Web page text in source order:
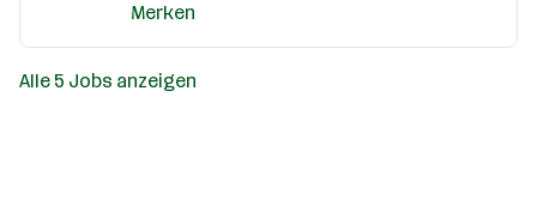
Merken
Alle 5 Jobs anzeigen